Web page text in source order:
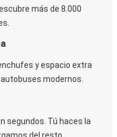
más de 8.000
y espacio extra
modernos.
segundos. Tú haces la